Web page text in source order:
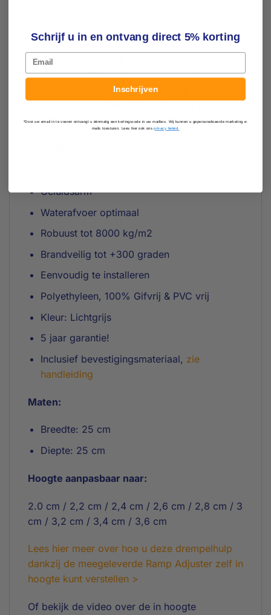
In tegenstelling tot overige drempelhulpen in
ons assortiment heeft deze drempelhulp een
breedte van 25 cm. Dit is aanzienlijk smaller
vergelijken met onze andere drempelhulpen
tweewiel voertuig.
Geluidsarm
Waterafvoer optimaal
Robuust tot 8000 kg/m2
Brandveilig tot +300 graden
Eenvoudig te installeren
Polyethyleen, 100% Gifvrij & PVC vrij
Kleur: Lichtgrijs
5 jaar garantie!
Inclusief bevestigingsmateriaal, zie
handleiding
Maten:
Breedte: 25 cm
Diepte: 25 cm
Hoogte aanpasbaar naar:
2.0 cm / 2,2 cm / 2,4 cm / 2,6 cm / 2,8 cm / 3
cm / 3,2 cm / 3,4 cm / 3,6 cm
Lees hier meer over hoe u deze drempelhulp
dankzij de meegeleverde Ramp Adjuster zelf in
hoogte kunt verstellen >
Of bekijk de video over de in hoogte
Schrijf u in en ontvang direct 5% korting
Email
Inschrijven
*Door uw email in te voeren ontvangt u éénmalig een kortingscode in uw mailbox. Wij kunnen u gepersonaliseerde marketing e-
mails toesturen. Lees hier ook onsprivacy beleid.